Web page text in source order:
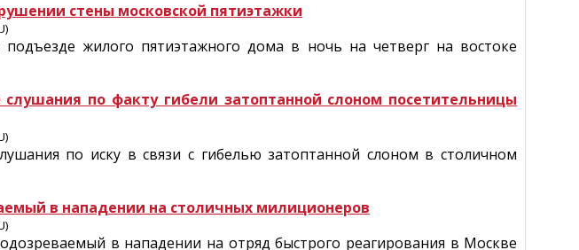
стены московской пятиэтажки
жилого пятиэтажного дома в ночь на четверг на востоке
по факту гибели затоптанной слоном посетительницы
по иску в связи с гибелью затоптанной слоном в столичном
в нападении на столичных милиционеров
в нападении на отряд быстрого реагирования в Москве